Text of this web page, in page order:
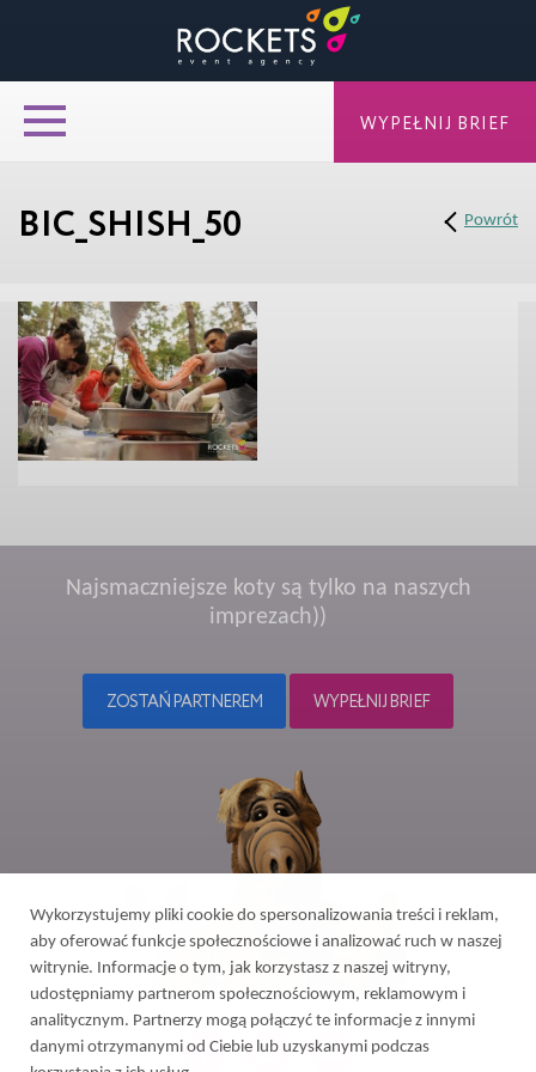
BIC_SHISH_50 Powrót
Najsmaczniejsze koty są tylko na naszych
imprezach))
ZOSTAŃ PARTNEREM WYPEŁNIJ BRIEF
WYPEŁNIJ BRIEF
Wykorzystujemy pliki cookie do spersonalizowania treści i reklam,
aby oferować funkcje społecznościowe i analizować ruch w naszej
witrynie. Informacje o tym, jak korzystasz z naszej witryny,
udostępniamy partnerom społecznościowym, reklamowym i
analitycznym. Partnerzy mogą połączyć te informacje z innymi
danymi otrzymanymi od Ciebie lub uzyskanymi podczas